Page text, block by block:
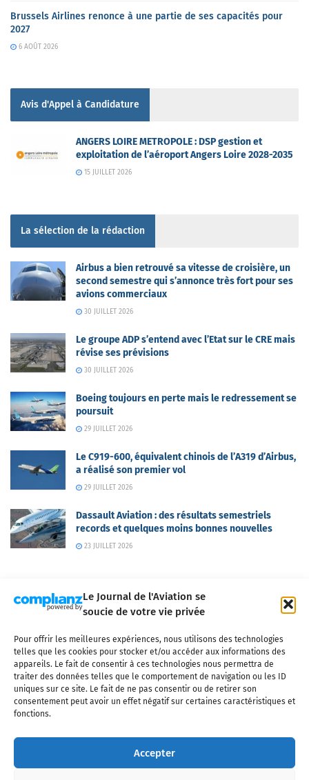
Le Journal de l'Aviation se
soucie de votre vie privée
Pour offrir les meilleures expériences, nous utilisons des technologies
telles que les cookies pour stocker et/ou accéder aux informations des
appareils. Le fait de consentir à ces technologies nous permettra de
traiter des données telles que le comportement de navigation ou les ID
uniques sur ce site. Le fait de ne pas consentir ou de retirer son
consentement peut avoir un effet négatif sur certaines caractéristiques et
fonctions.
Accepter
Brussels Airlines renonce à une partie de ses capacités pour
2027
6 AOÛT 2026
Avis d'Appel à Candidature
ANGERS LOIRE METROPOLE : DSP gestion et
exploitation de l’aéroport Angers Loire 2028-2035
15 JUILLET 2026
La sélection de la rédaction
Airbus a bien retrouvé sa vitesse de croisière, un
second semestre qui s’annonce très fort pour ses
avions commerciaux
30 JUILLET 2026
Le groupe ADP s’entend avec l’Etat sur le CRE mais
révise ses prévisions
30 JUILLET 2026
Boeing toujours en perte mais le redressement se
poursuit
29 JUILLET 2026
Le C919-600, équivalent chinois de l’A319 d’Airbus,
a réalisé son premier vol
29 JUILLET 2026
Dassault Aviation : des résultats semestriels
records et quelques moins bonnes nouvelles
23 JUILLET 2026
Qui sommes-nous ? Nous contacter
Partenaires
Mentions légales
CGV Politique de confidentialité Cookies
l'industrie aéronautique, l'aviation commerciale, l'aviation d'affaires, les